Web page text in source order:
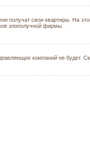
получат свои квартиры. На
злополучной фирмы.
компаний не будет.